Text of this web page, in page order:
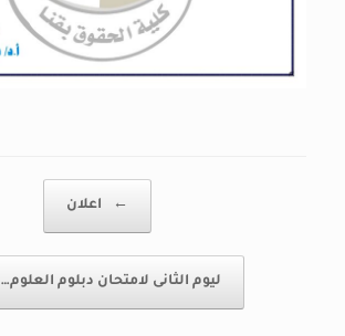
← اعلان
ليوم الثانى لامتحان دبلوم العلوم…